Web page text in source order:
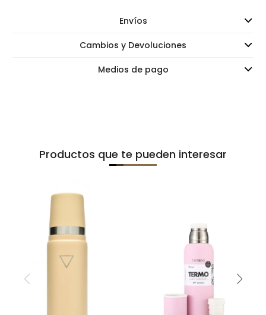
Envíos
Cambios y Devoluciones
Medios de pago
Productos que te pueden interesar